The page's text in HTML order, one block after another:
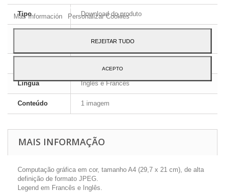
Tipo Download do produto
JPEG HD
Língua Inglês e Francês
Conteúdo 1 imagem
MAIS INFORMAÇÃO
Computação gráfica em cor, tamanho A4 (29,7 x 21 cm), de alta
definição de formato JPEG.
Legend em Francês e Inglês.
ao seu uso, pressione o botão Aceito.
Más Información
Personalizar Cookies
REJEITAR TUDO
ACEPTO